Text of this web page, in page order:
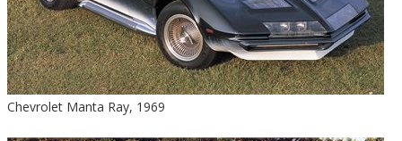
Chevrolet Manta Ray, 1969